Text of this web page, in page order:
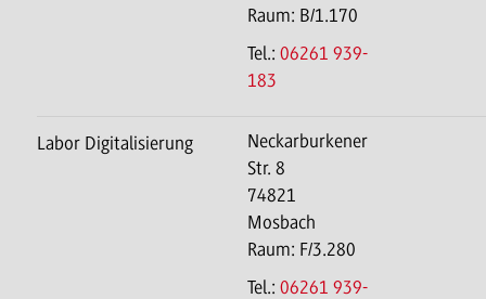
Raum: B/1.170
Tel.: 06261 939-
183
Labor Digitalisierung
Neckarburkener
Str. 8
74821
Mosbach
Raum: F/3.280
Tel.: 06261 939-